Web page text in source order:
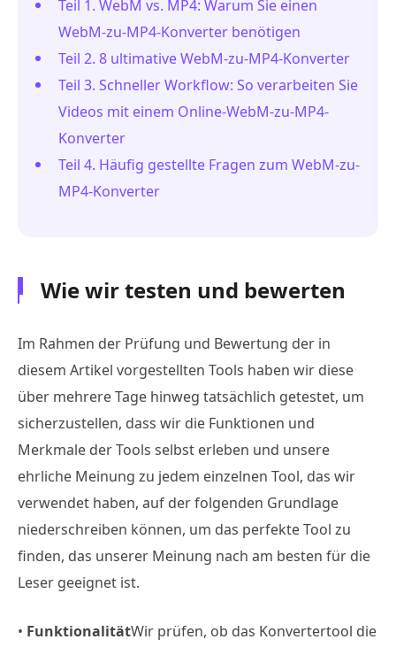
Teil 1. WebM vs. MP4: Warum Sie einen
WebM-zu-MP4-Konverter benötigen
Teil 2. 8 ultimative WebM-zu-MP4-Konverter
Teil 3. Schneller Workflow: So verarbeiten Sie
Videos mit einem Online-WebM-zu-MP4-
Konverter
Teil 4. Häufig gestellte Fragen zum WebM-zu-
MP4-Konverter
Wie wir testen und bewerten
Im Rahmen der Prüfung und Bewertung der in
diesem Artikel vorgestellten Tools haben wir diese
über mehrere Tage hinweg tatsächlich getestet, um
sicherzustellen, dass wir die Funktionen und
Merkmale der Tools selbst erleben und unsere
ehrliche Meinung zu jedem einzelnen Tool, das wir
verwendet haben, auf der folgenden Grundlage
niederschreiben können, um das perfekte Tool zu
finden, das unserer Meinung nach am besten für die
Leser geeignet ist.
• FunktionalitätWir prüfen, ob das Konvertertool die